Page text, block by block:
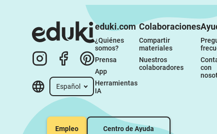
Español
eduki.com
¿Quiénes
somos?
Prensa
App
Herramientas
IA
Colaboraciones
Compartir
materiales
Nuestros
colaboradores
con
Empleo Centro de Ayuda